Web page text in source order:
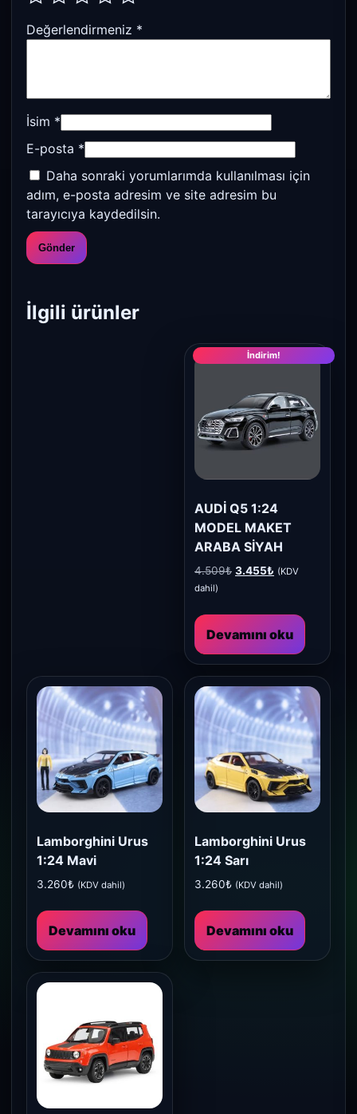
Değerlendirmeniz *
İsim *
E-posta *
Daha sonraki yorumlarımda kullanılması için
adım, e-posta adresim ve site adresim bu
tarayıcıya kaydedilsin.
İlgili ürünler
İndirim!
AUDİ Q5 1:24
MODEL MAKET
ARABA SİYAH
4.509₺ Orijinal
3.455₺ Şu
3.455₺.
(KDV
dahil)
Devamını oku
Lamborghini Urus
1:24 Mavi
3.260₺ (KDV dahil)
Devamını oku
Lamborghini Urus
1:24 Sarı
3.260₺ (KDV dahil)
Devamını oku